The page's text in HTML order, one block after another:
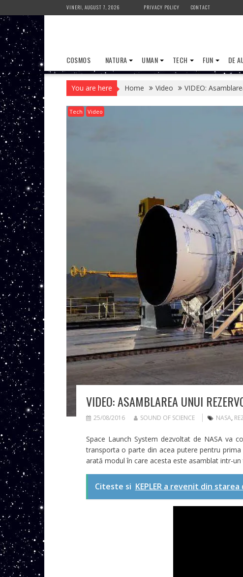
to
content
VINERI, AUGUST 7, 2026 PRIVACY POLICY CONTACT
COSMOS NATURA UMAN TECH FUN DE
You are here Home Video VIDEO:
Tech Video
VIDEO: ASAMBLAREA UNUI
25/08/2016 SOUND OF SCIENCE NASA,
Space Launch System dezvoltat de NASA va
transporta o parte din acea putere pentru
arată modul în care acesta este asamblat intr-
Citeste si KEPLER a revenit din